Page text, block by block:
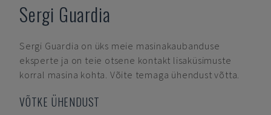
Sergi Guardia
Sergi Guardia on üks meie masinakaubanduse
eksperte ja on teie otsene kontakt lisaküsimuste
korral masina kohta. Võite temaga ühendust võtta.
VÕTKE ÜHENDUST